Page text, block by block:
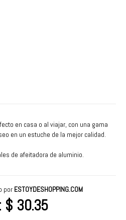
en casa o al viajar, con una gama
en un estuche de la mejor calidad.
de afeitadora de aluminio.
para definir su estilo facial.
INCLUYE EL ENVIO GRATUITO
por ESTOYDESHOPPING.COM
$ 30.35